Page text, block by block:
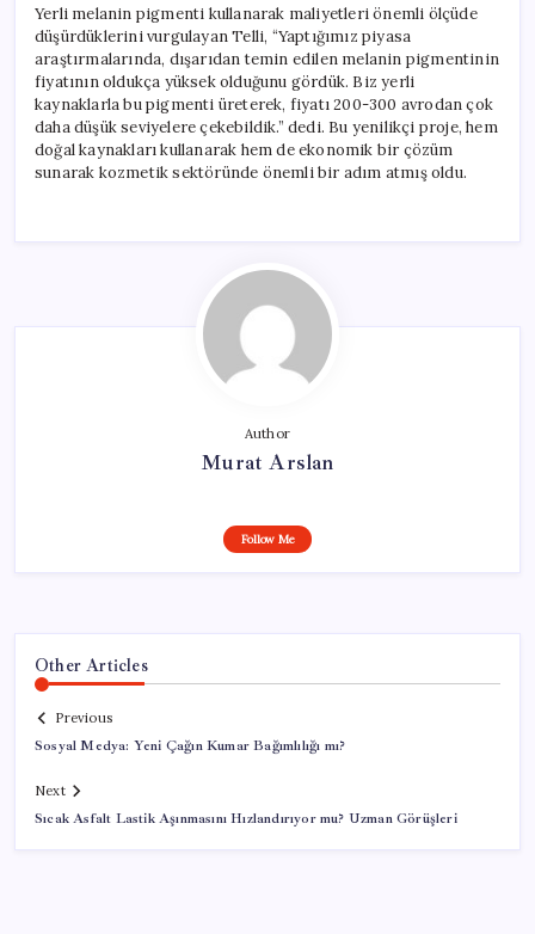
Yerli melanin pigmenti kullanarak maliyetleri önemli ölçüde
düşürdüklerini vurgulayan Telli, “Yaptığımız piyasa
araştırmalarında, dışarıdan temin edilen melanin pigmentinin
fiyatının oldukça yüksek olduğunu gördük. Biz yerli
kaynaklarla bu pigmenti üreterek, fiyatı 200-300 avrodan çok
daha düşük seviyelere çekebildik.” dedi. Bu yenilikçi proje, hem
doğal kaynakları kullanarak hem de ekonomik bir çözüm
sunarak kozmetik sektöründe önemli bir adım atmış oldu.
Author
Murat Arslan
Follow Me
Other Articles
Previous
Sosyal Medya: Yeni Çağın Kumar Bağımlılığı mı?
Next
Sıcak Asfalt Lastik Aşınmasını Hızlandırıyor mu? Uzman Görüşleri